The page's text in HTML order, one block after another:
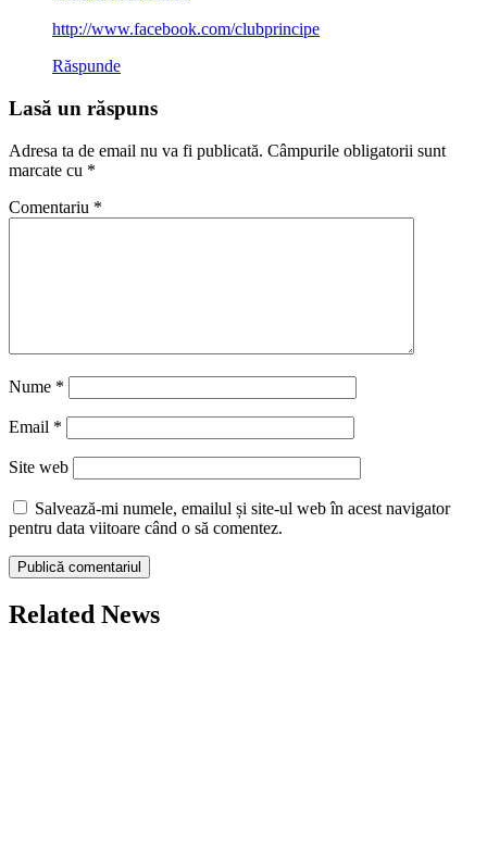
http://www.facebook.com/clubprincipe
Răspunde
Lasă un răspuns
Adresa ta de email nu va fi publicată. Câmpurile obligatorii sunt
marcate cu *
Comentariu *
Nume *
Email *
Site web
Salvează-mi numele, emailul și site-ul web în acest navigator
pentru data viitoare când o să comentez.
Related News